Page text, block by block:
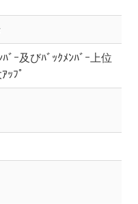
ﾞｰ及びﾊﾞｯｸﾒﾝﾊﾞｰ上位
ｯﾌﾟ